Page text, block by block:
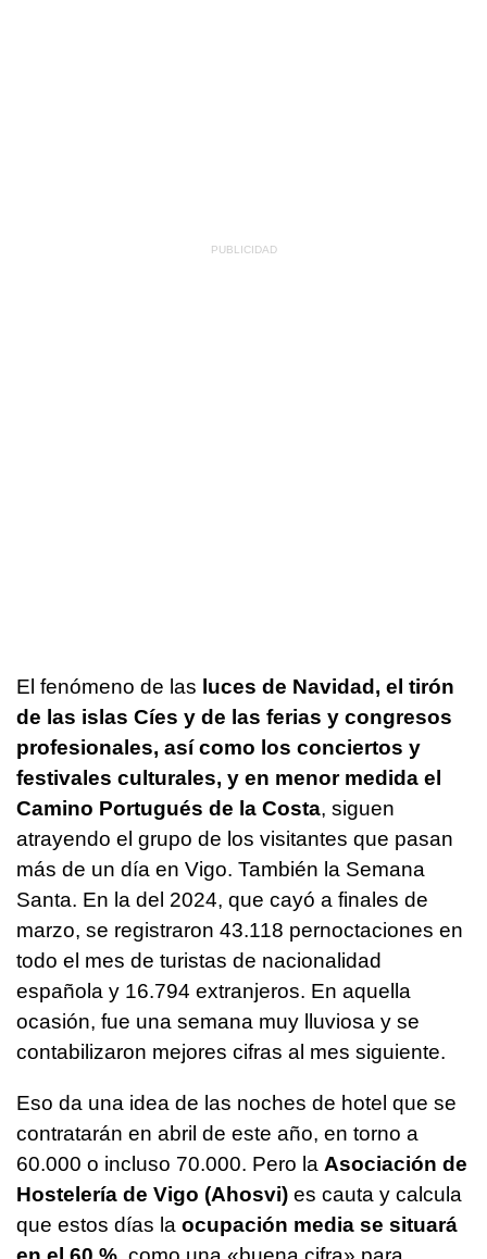
El fenómeno de las luces de Navidad, el tirón
de las islas Cíes y de las ferias y congresos
profesionales, así como los conciertos y
festivales culturales, y en menor medida el
Camino Portugués de la Costa, siguen
atrayendo el grupo de los visitantes que pasan
más de un día en Vigo. También la Semana
Santa. En la del 2024, que cayó a finales de
marzo, se registraron 43.118 pernoctaciones en
todo el mes de turistas de nacionalidad
española y 16.794 extranjeros. En aquella
ocasión, fue una semana muy lluviosa y se
contabilizaron mejores cifras al mes siguiente.
Eso da una idea de las noches de hotel que se
contratarán en abril de este año, en torno a
60.000 o incluso 70.000. Pero la Asociación de
Hostelería de Vigo (Ahosvi) es cauta y calcula
que estos días la ocupación media se situará